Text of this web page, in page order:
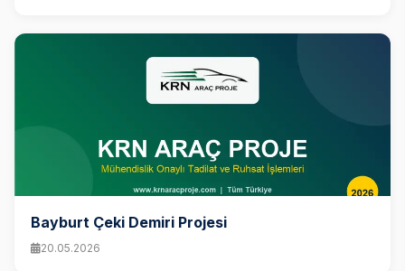
Bayburt Çeki Demiri Projesi
20.05.2026